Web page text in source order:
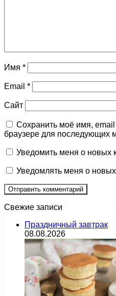
Имя *
Email *
Сайт
Сохранить моё имя, email
браузере для последующих
Уведомить меня о новых
Уведомлять меня о новых
Свежие записи
Праздничный завтрак
08.08.2026